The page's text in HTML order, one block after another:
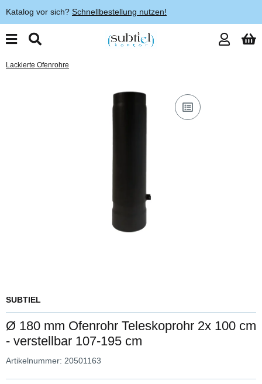
Katalog vor sich? Schnellbestellung nutzen!
Lackierte Ofenrohre
SUBTIEL
Ø 180 mm Ofenrohr Teleskoprohr 2x 100 cm
- verstellbar 107-195 cm
Artikelnummer: 20501163